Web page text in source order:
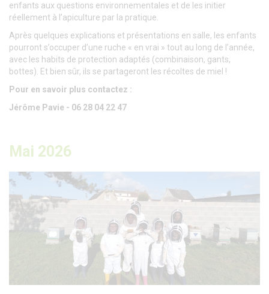
enfants aux questions environ­nementales et de les initier
réellement à l’apiculture par la pratique.
Après quelques explications et présentations en salle, les enfants
pourront s’occuper d’une ruche « en vrai » tout au long de l’année,
avec les habits de protection adaptés (combinaison, gants,
bottes). Et bien sûr, ils se partageront les récoltes de miel !
Pour en savoir plus contactez :
Jérôme Pavie - 06 28 04 22 47
Mai 2026